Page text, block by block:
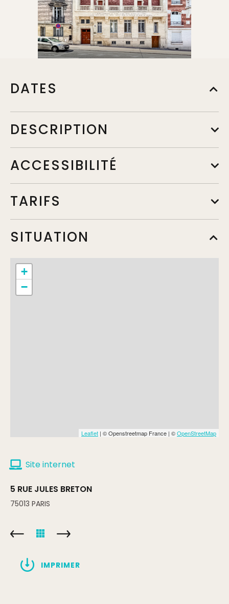
DATES
DESCRIPTION
ACCESSIBILITÉ
TARIFS
SITUATION
+
−
Leaflet | © Openstreetmap France | ©OpenStreetMap
Site internet
5 RUE JULES BRETON
75013 PARIS
IMPRIMER